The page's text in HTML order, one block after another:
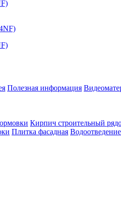
Полезная информация
Кирпич строительный
Плитка фасадная